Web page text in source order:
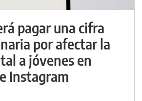
pagar una cifra
por afectar la
a jóvenes en
Instagram